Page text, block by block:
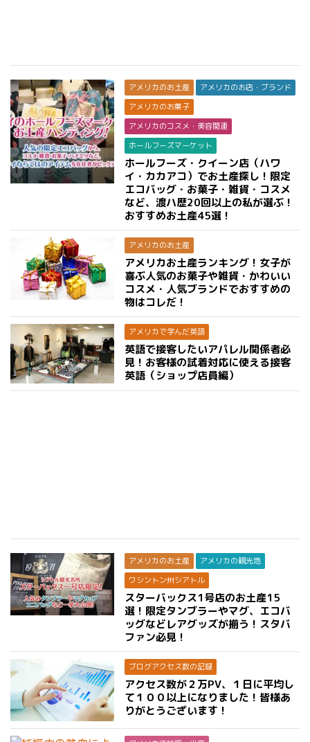
アメリカのお土産
アメリカのお店・ブランド
アメリカのお菓子
アメリカのコスメ・美容関連
ホールフーズマーケット
ホールフーズ・クイーン店（ハワ
イ・カカアコ）でお土産探し！限定
エコバッグ・お菓子・雑貨・コスメ
など、渡ハ歴20回以上の私が選ぶ！
おすすめお土産45選！
アメリカのお土産
アメリカお土産ランキング！女子が
喜ぶ人気のお菓子や雑貨・かわいい
コスメ・人気ブランドでおすすめの
物はコレだ！
アメリカで学んだ英語
英語で接客したいアパレル関係者必
見！お客様の試着対応に使える接客
英語（ショップ店員編）
アメリカのお土産
アメリカの観光地
ワシントン州シアトル
スターバックス1号店のお土産15
選！限定タンブラーやマグ、エコバ
ッグなどレアグッズが揃う！スタバ
ファン必見！
ブログアクセス数の記録
アクセス数が２万PV、１日に平均し
て１００以上になりました！皆様あ
りがとうございます！